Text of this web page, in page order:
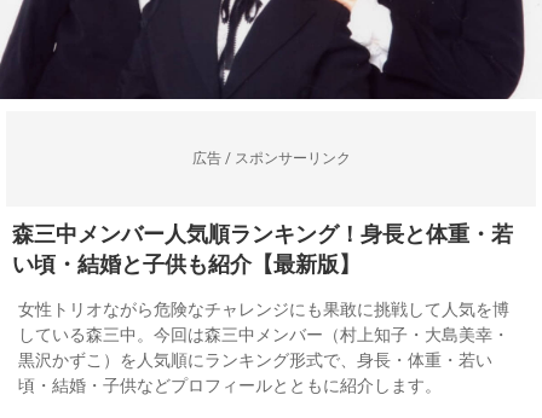
広告 / スポンサーリンク
森三中メンバー人気順ランキング！身長と体重・若
い頃・結婚と子供も紹介【最新版】
女性トリオながら危険なチャレンジにも果敢に挑戦して人気を博
している森三中。今回は森三中メンバー（村上知子・大島美幸・
黒沢かずこ）を人気順にランキング形式で、身長・体重・若い
頃・結婚・子供などプロフィールとともに紹介します。